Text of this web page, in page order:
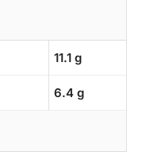
11.1 g
6.4 g